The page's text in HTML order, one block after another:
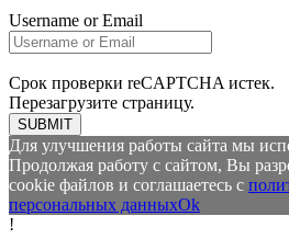
Username or Email
Срок проверки reCAPTCHA истек.
Перезагрузите страницу.
SUBMIT
Для улучшения работы сайта мы
Продолжая работу с сайтом, Вы
cookie файлов и соглашаетесь с
персональных данныхOk
!